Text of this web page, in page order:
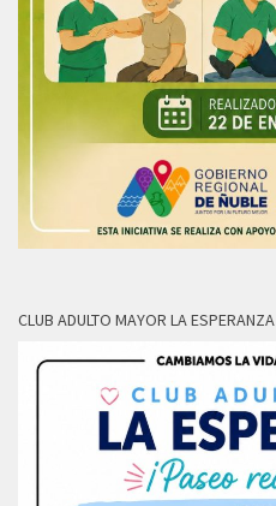
CLUB ADULTO MAYOR LA ESPERANZA